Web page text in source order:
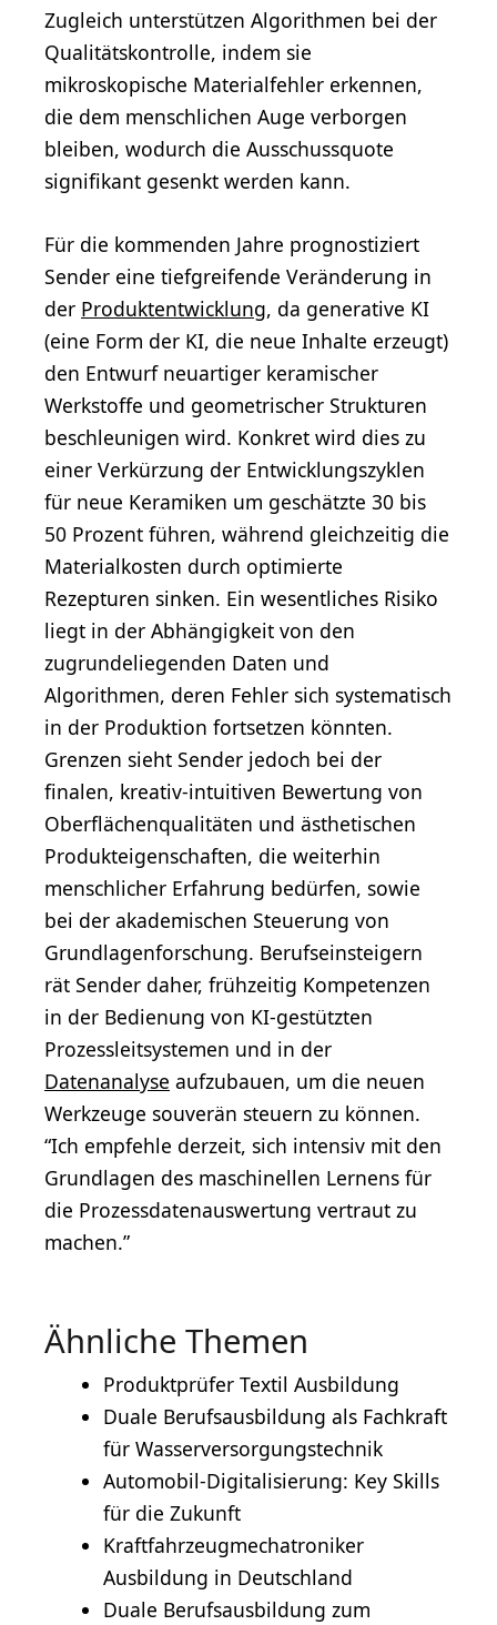
Zugleich unterstützen Algorithmen bei der
Qualitätskontrolle, indem sie
mikroskopische Materialfehler erkennen,
die dem menschlichen Auge verborgen
bleiben, wodurch die Ausschussquote
signifikant gesenkt werden kann.
Für die kommenden Jahre prognostiziert
Sender eine tiefgreifende Veränderung in
der Produktentwicklung, da generative KI
(eine Form der KI, die neue Inhalte erzeugt)
den Entwurf neuartiger keramischer
Werkstoffe und geometrischer Strukturen
beschleunigen wird. Konkret wird dies zu
einer Verkürzung der Entwicklungszyklen
für neue Keramiken um geschätzte 30 bis
50 Prozent führen, während gleichzeitig die
Materialkosten durch optimierte
Rezepturen sinken. Ein wesentliches Risiko
liegt in der Abhängigkeit von den
zugrundeliegenden Daten und
Algorithmen, deren Fehler sich systematisch
in der Produktion fortsetzen könnten.
Grenzen sieht Sender jedoch bei der
finalen, kreativ-intuitiven Bewertung von
Oberflächenqualitäten und ästhetischen
Produkteigenschaften, die weiterhin
menschlicher Erfahrung bedürfen, sowie
bei der akademischen Steuerung von
Grundlagenforschung. Berufseinsteigern
rät Sender daher, frühzeitig Kompetenzen
in der Bedienung von KI-gestützten
Prozessleitsystemen und in der
Datenanalyse aufzubauen, um die neuen
Werkzeuge souverän steuern zu können.
“Ich empfehle derzeit, sich intensiv mit den
Grundlagen des maschinellen Lernens für
die Prozessdatenauswertung vertraut zu
machen.”
Ähnliche Themen
Produktprüfer Textil Ausbildung
Duale Berufsausbildung als Fachkraft
für Wasserversorgungstechnik
Automobil-Digitalisierung: Key Skills
für die Zukunft
Kraftfahrzeugmechatroniker
Ausbildung in Deutschland
Duale Berufsausbildung zum